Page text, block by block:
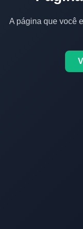
A página que você